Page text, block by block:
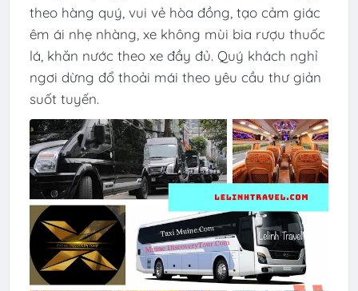
theo hàng quý, vui vẻ hòa đồng, tạo cảm giác
êm ái nhẹ nhàng, xe không mùi bia rượu thuốc
lá, khăn nước theo xe đầy đủ. Quý khách nghỉ
ngơi dừng đổ thoải mái theo yêu cầu thư giản
suốt tuyến.